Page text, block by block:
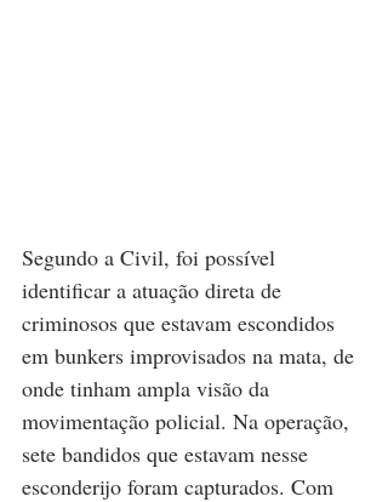
Segundo a Civil, foi possível
identificar a atuação direta de
criminosos que estavam escondidos
em bunkers improvisados na mata, de
onde tinham ampla visão da
movimentação policial. Na operação,
sete bandidos que estavam nesse
esconderijo foram capturados. Com